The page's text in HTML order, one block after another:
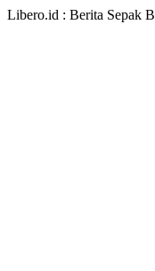
Libero.id : Berita Sepak